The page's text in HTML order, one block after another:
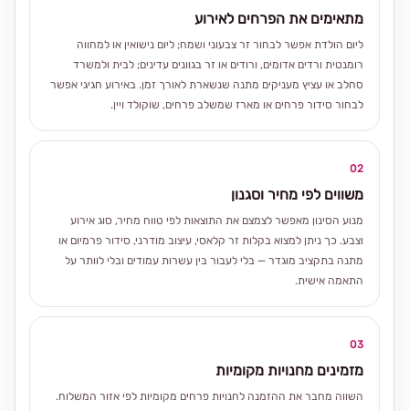
מתאימים את הפרחים לאירוע
ליום הולדת אפשר לבחור זר צבעוני ושמח; ליום נישואין או למחווה
רומנטית ורדים אדומים, ורודים או זר בגוונים עדינים; לבית ולמשרד
סחלב או עציץ מעניקים מתנה שנשארת לאורך זמן. באירוע חגיגי אפשר
לבחור סידור פרחים או מארז שמשלב פרחים, שוקולד ויין.
02
משווים לפי מחיר וסגנון
מנוע הסינון מאפשר לצמצם את התוצאות לפי טווח מחיר, סוג אירוע
וצבע. כך ניתן למצוא בקלות זר קלאסי, עיצוב מודרני, סידור פרמיום או
מתנה בתקציב מוגדר — בלי לעבור בין עשרות עמודים ובלי לוותר על
התאמה אישית.
03
מזמינים מחנויות מקומיות
השווה מחבר את ההזמנה לחנויות פרחים מקומיות לפי אזור המשלוח.